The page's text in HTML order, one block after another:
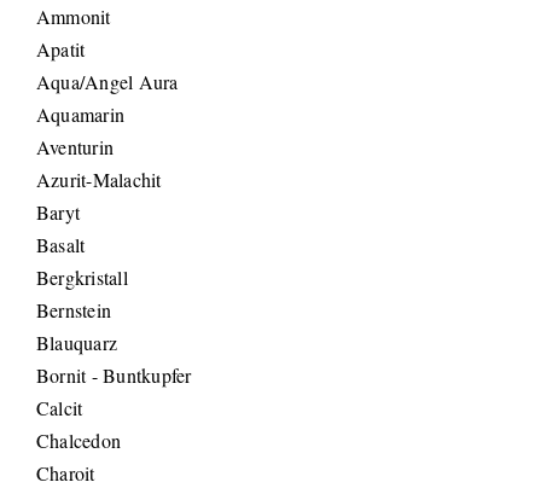
Ammonit
Apatit
Aqua/Angel Aura
Aquamarin
Aventurin
Azurit-Malachit
Baryt
Basalt
Bergkristall
Bernstein
Blauquarz
Bornit - Buntkupfer
Calcit
Chalcedon
Charoit